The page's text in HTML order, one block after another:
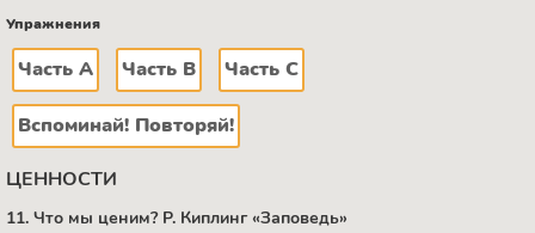
Упражнения
Часть А Часть В Часть C
Вспоминай! Повторяй!
ЦЕННОСТИ
11. Что мы ценим? Р. Киплинг «Заповедь»